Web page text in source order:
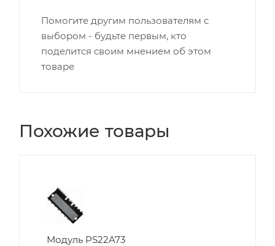
Помогите другим пользователям с
выбором - будьте первым, кто
поделится своим мнением об этом
товаре
Похожие товары
Модуль PS22A73